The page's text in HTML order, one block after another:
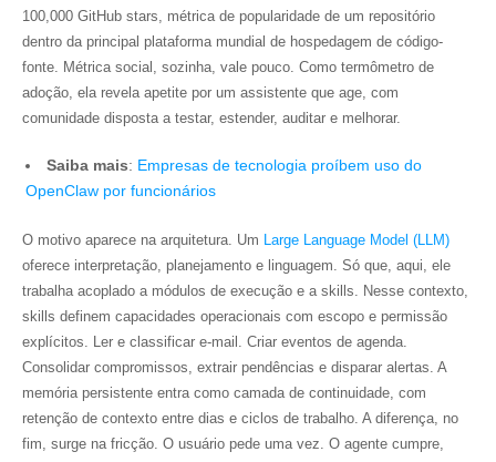
100,000 GitHub stars, métrica de popularidade de um repositório
dentro da principal plataforma mundial de hospedagem de código-
fonte. Métrica social, sozinha, vale pouco. Como termômetro de
adoção, ela revela apetite por um assistente que age, com
comunidade disposta a testar, estender, auditar e melhorar.
Saiba mais: Empresas de tecnologia proíbem uso do
OpenClaw por funcionários
O motivo aparece na arquitetura. Um Large Language Model (LLM)
oferece interpretação, planejamento e linguagem. Só que, aqui, ele
trabalha acoplado a módulos de execução e a skills. Nesse contexto,
skills definem capacidades operacionais com escopo e permissão
explícitos. Ler e classificar e-mail. Criar eventos de agenda.
Consolidar compromissos, extrair pendências e disparar alertas. A
memória persistente entra como camada de continuidade, com
retenção de contexto entre dias e ciclos de trabalho. A diferença, no
fim, surge na fricção. O usuário pede uma vez. O agente cumpre,